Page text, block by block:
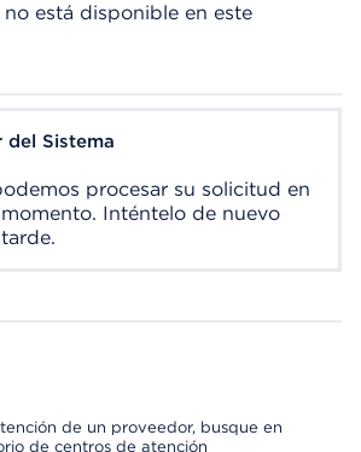
está disponible en este
del Sistema
procesar su solicitud en
Inténtelo de nuevo
de un proveedor, busque en
de centros de atención